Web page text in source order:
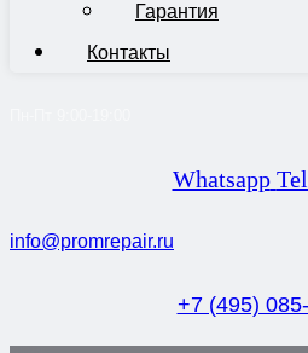
Гарантия
Контакты
Whatsapp
info@promrepair.ru
+7 (495)